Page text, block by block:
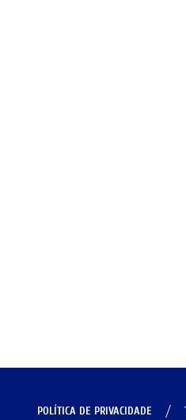
POLÍTICA DE PRIVACIDADE